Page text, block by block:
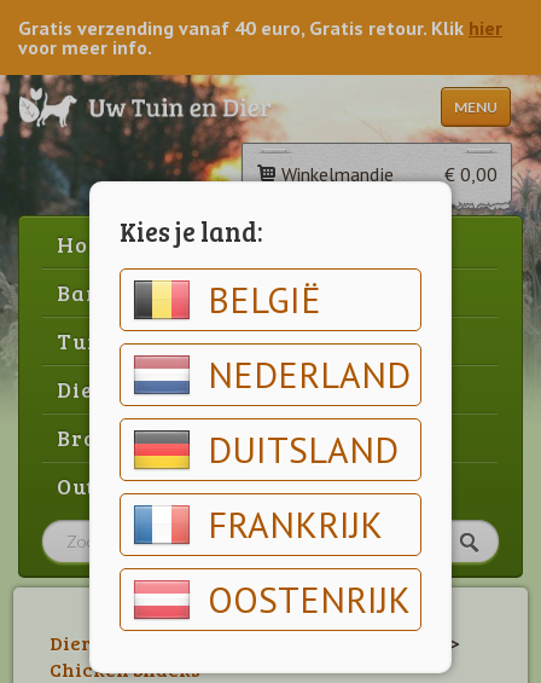
Kies je land:
BELGIË
NEDERLAND
DUITSLAND
FRANKRIJK
OOSTENRIJK
Gratis verzending vanaf 40 euro, Gratis retour. Klik hier
voor meer info.
MENU
Winkelmandje € 0,00
Home
Barbecue
Tuin
Dier
Brood & gebak
Outlet
Dier
>
Chicken Snacks